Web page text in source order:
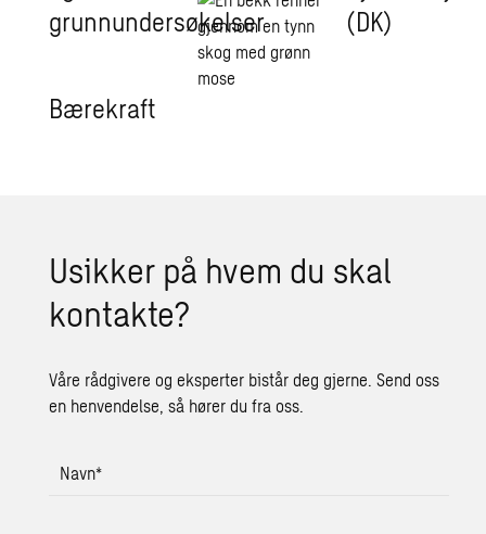
grunnundersøkelser
(DK)
Bærekraft
Usikker på hvem du skal
kontakte?
Våre rådgivere og eksperter bistår deg gjerne. Send oss
en henvendelse, så hører du fra oss.
Navn*